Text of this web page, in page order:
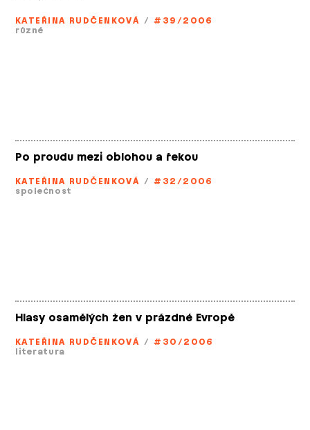
KATEŘINA RUDČENKOVÁ / #39/2006
různé
Po proudu mezi oblohou a řekou
KATEŘINA RUDČENKOVÁ / #32/2006
společnost
Hlasy osamělých žen v prázdné Evropě
KATEŘINA RUDČENKOVÁ / #30/2006
literatura